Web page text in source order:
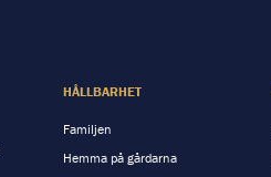
HÅLLBARHET
Familjen
Hemma på gårdarna